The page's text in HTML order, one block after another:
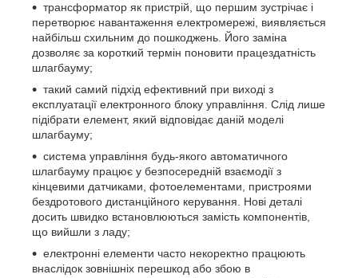
трансформатор як пристрій, що першим зустрічає і
перетворює навантаження електромережі, виявляється
найбільш схильним до пошкоджень. Його заміна
дозволяє за короткий термін поновити працездатність
шлагбауму;
такий самий підхід ефективний при виході з
експлуатації електронного блоку управління. Слід лише
підібрати елемент, який відповідає даній моделі
шлагбауму;
система управління будь-якого автоматичного
шлагбауму працює у безпосередній взаємодії з
кінцевими датчиками, фотоелементами, пристроями
бездротового дистанційного керування. Нові деталі
досить швидко встановлюються замість компонентів,
що вийшли з ладу;
електронні елементи часто некоректно працюють
внаслідок зовнішніх перешкод або збою в